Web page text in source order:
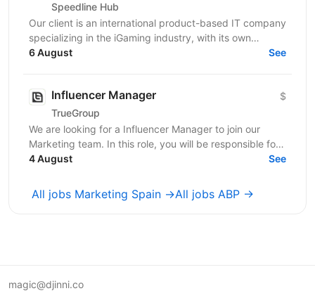
Speedline Hub
Our client is an international product-based IT company
specializing in the iGaming industry, with its own
affiliate program and in-house products in online...
6 August See
Influencer Manager
TrueGroup
$
We are looking for a Influencer Manager to join our
Marketing team. In this role, you will be responsible for
building and managing relationships with...
4 August See
All jobs Marketing Spain →All jobs ABP →
magic@djinni.co